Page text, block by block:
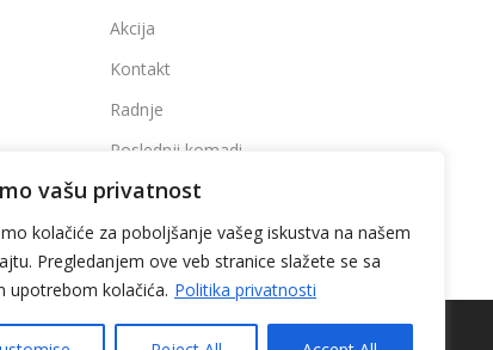
vašu privatnost
kolačiće za poboljšanje vašeg iskustva na našem
Pregledanjem ove veb stranice slažete se sa
upotrebom kolačića. Politika privatnosti
120°
Akcija
Kontakt
Radnje
Poslednji komadi